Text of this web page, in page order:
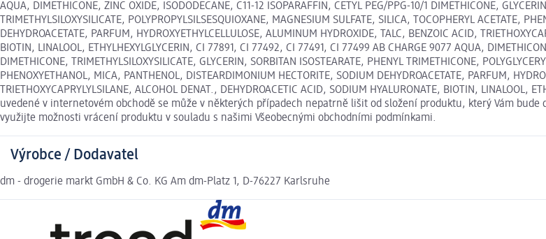
AQUA, DIMETHICONE, ZINC OXIDE, ISODODECANE, C11-12 ISOPARAFFIN, CETYL PEG/PPG-10/1 DIMETHICONE,
TRIMETHYLSILOXYSILICATE, POLYPROPYLSILSESQUIOXANE, MAGNESIUM SULFATE, SILICA, TOCOPHERYL ACETATE,
DEHYDROACETATE, PARFUM, HYDROXYETHYLCELLULOSE, ALUMINUM HYDROXIDE, TALC, BENZOIC ACID,
BIOTIN, LINALOOL, ETHYLHEXYLGLYCERIN, CI 77891, CI 77492, CI 77491, CI 77499 AB CHARGE 9077 AQUA,
DIMETHICONE, TRIMETHYLSILOXYSILICATE, GLYCERIN, SORBITAN ISOSTEARATE, PHENYL TRIMETHICONE,
PHENOXYETHANOL, MICA, PANTHENOL, DISTEARDIMONIUM HECTORITE, SODIUM DEHYDROACETATE, PARFUM,
TRIETHOXYCAPRYLYLSILANE, ALCOHOL DENAT., DEHYDROACETIC ACID, SODIUM HYALURONATE, BIOTIN,
uvedené v internetovém obchodě se může v některých případech nepatrně lišit od složení produktu, který Vám
využijte možnosti vrácení produktu v souladu s našimi Všeobecnými obchodními podmínkami.
Výrobce / Dodavatel
dm - drogerie markt GmbH & Co. KG Am dm-Platz 1, D-76227 Karlsruhe